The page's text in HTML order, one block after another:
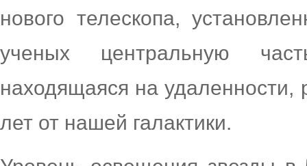
нового телескопа,
ученых центральную
находящаяся на
лет от нашей галактики.